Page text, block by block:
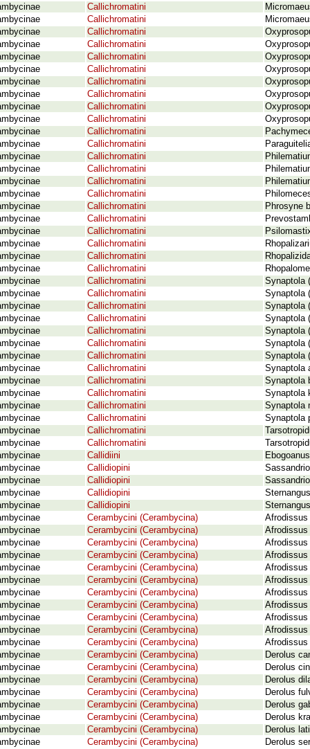
Callichromatini
Callichromatini
Callichromatini
Callichromatini
Callichromatini
Callichromatini
Callichromatini
Callichromatini
Callichromatini
Callichromatini
Callichromatini
Callichromatini
Callichromatini
Callichromatini
Callichromatini
Callichromatini
Callichromatini
Phrosyne
Callichromatini
Callichromatini
Callichromatini
Callichromatini
Callichromatini
Callichromatini
Synaptola
Callichromatini
Synaptola
Callichromatini
Synaptola
Callichromatini
Synaptola
Callichromatini
Synaptola
Callichromatini
Synaptola
Callichromatini
Synaptola
Callichromatini
Synaptola
Callichromatini
Synaptola
Callichromatini
Synaptola
Callichromatini
Synaptola
Callichromatini
Synaptola
Callichromatini
Callichromatini
Callidiini
Callidiopini
Callidiopini
Callidiopini
Callidiopini
Cerambycini (Cerambycina)
Afrodissus
Cerambycini (Cerambycina)
Afrodissus
Cerambycini (Cerambycina)
Afrodissus
Cerambycini (Cerambycina)
Afrodissus
Cerambycini (Cerambycina)
Afrodissus
Cerambycini (Cerambycina)
Afrodissus
Cerambycini (Cerambycina)
Afrodissus
Cerambycini (Cerambycina)
Afrodissus
Cerambycini (Cerambycina)
Afrodissus
Cerambycini (Cerambycina)
Afrodissus
Cerambycini (Cerambycina)
Afrodissus
Cerambycini (Cerambycina)
Derolus
Cerambycini (Cerambycina)
Derolus
Cerambycini (Cerambycina)
Derolus
Cerambycini (Cerambycina)
Derolus
Cerambycini (Cerambycina)
Derolus
Cerambycini (Cerambycina)
Derolus
Cerambycini (Cerambycina)
Derolus
Cerambycini (Cerambycina) Derolus